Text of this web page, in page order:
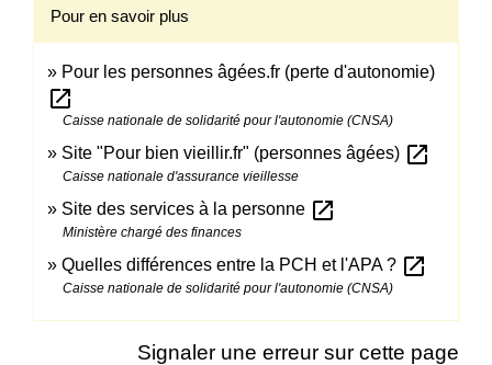
Pour en savoir plus
Pour les personnes âgées.fr (perte d'autonomie)
open_in_new
Caisse nationale de solidarité pour l'autonomie (CNSA)
Site "Pour bien vieillir.fr" (personnes âgées) open_in_new
Caisse nationale d'assurance vieillesse
Site des services à la personne open_in_new
Ministère chargé des finances
Quelles différences entre la PCH et l'APA ? open_in_new
Caisse nationale de solidarité pour l'autonomie (CNSA)
Signaler une erreur sur cette page